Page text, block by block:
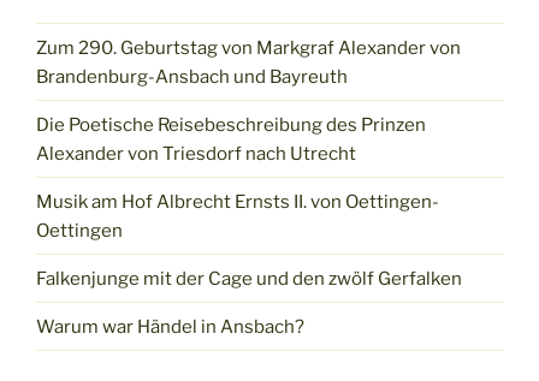
Zum 290. Geburtstag von Markgraf Alexander von
Brandenburg-Ansbach und Bayreuth
Die Poetische Reisebeschreibung des Prinzen
Alexander von Triesdorf nach Utrecht
Musik am Hof Albrecht Ernsts II. von Oettingen-
Oettingen
Falkenjunge mit der Cage und den zwölf Gerfalken
Warum war Händel in Ansbach?